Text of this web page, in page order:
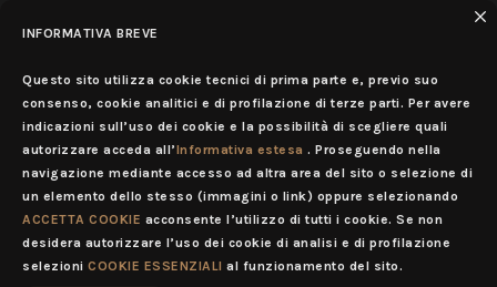
INFORMATIVA BREVE
Questo sito utilizza cookie tecnici di prima parte e, previo suo
consenso, cookie analitici e di profilazione di terze parti. Per avere
indicazioni sull’uso dei cookie e la possibilità di scegliere quali
autorizzare acceda all’Informativa estesa . Proseguendo nella
navigazione mediante accesso ad altra area del sito o selezione di
un elemento dello stesso (immagini o link) oppure selezionando
ACCETTA COOKIE acconsente l’utilizzo di tutti i cookie. Se non
desidera autorizzare l’uso dei cookie di analisi e di profilazione
selezioniCOOKIE ESSENZIALI al funzionamento del sito.
Informativa Attività Promozionali
INFORMATIVA SUL TRATTAMENTO DEI DATI PERSONALI IN
RELAZIONE ALL’ISCRIZIONE ALLA NEWSLETTER
ai sensi dell'art. 13 del Regolamento generale sulla
protezione dei dati personali (RGPD 2016/679)